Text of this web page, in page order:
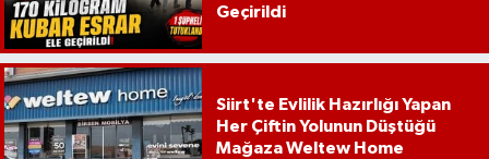
Geçirildi
Siirt'te Evlilik Hazırlığı Yapan
Her Çiftin Yolunun Düştüğü
Mağaza Weltew Home